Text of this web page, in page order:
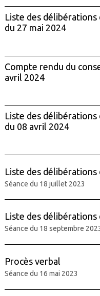
Liste des délibérations
du 27 mai 2024
Compte rendu du
avril 2024
Liste des délibérations
du 08 avril 2024
Liste des délibérations
Séance du 18 juillet 2023
Liste des délibérations
Séance du 18 septembre
Procès verbal
Séance du 16 mai 2023